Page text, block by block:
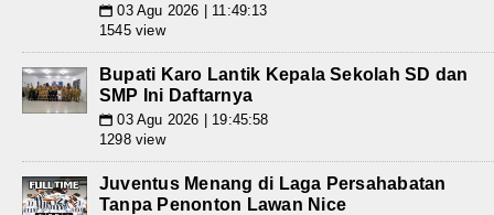
📅 03 Agu 2026 | 11:49:13
1545 view
Bupati Karo Lantik Kepala Sekolah SD dan
SMP Ini Daftarnya
📅 03 Agu 2026 | 19:45:58
1298 view
Juventus Menang di Laga Persahabatan
Tanpa Penonton Lawan Nice